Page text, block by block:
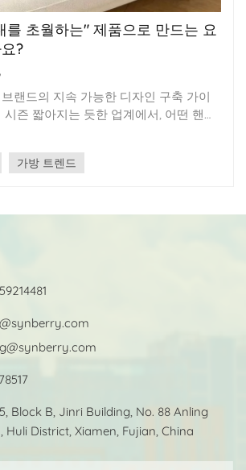
를 초월하는" 제품으로 만드는 요
?
랜드의 지속 가능한 디자인 구축 가이
즌 짧아지는 듯한 업계에서, 어떤 핸드
합니다. 단순히 몇 시즌을 버티는 것을
씬 뛰어넘어 수십 년 동안 브랜드 매출의
다. ~에 신베리우리는 이 가방들을 패션
다. 이 가이드에서는 핸드백을 진정으
에 적용하는 방법을 알려드립니다. 자
컬렉션. 브랜드에 "시대를 초월하는"
한 이유바느질과 가죽에 대해 이야기하
점에서 살펴보겠습니다. 2~3가지의 꾸준
루엣을 중심으로 제품 카탈로그를 구
음과 같은 세 가지 분명한 이점을 얻습
추기클래식한 디자인은 계절에 상관없
재고 부담을 줄여줍니다.더 높은 인지
주가 아닌 5년 동안 사용할 수 있을 거라
가방 트렌드
Block B, Jinri Building, No. 88 Anling
Huli District, Xiamen, Fujian, China